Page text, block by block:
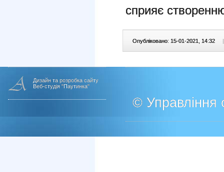
сприяє
Опубліковано: 15-01-2021, 14:32 |
Дизайн та розробка сайту
Веб-студія "Паутинка"
© Управління